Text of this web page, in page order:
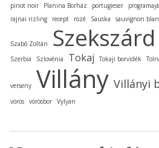
pinot noir Planina Borház portugieser
rajnai rizling
recept rozé Sauska sauvignon
Szabó Zoltán Szekszárd
Szerbia Szlovénia Tokaj Tokaji borvidék
verseny Villány Villányi
vörös vörösbor Vylyan